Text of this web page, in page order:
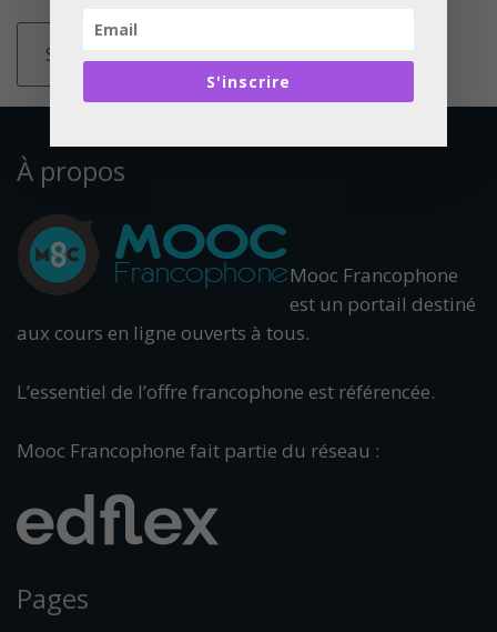
À propos
Mooc Francophone
est un portail destiné
aux cours en ligne ouverts à tous.
L’essentiel de l’offre francophone est référencée.
Mooc Francophone fait partie du réseau :
Pages
S'inscrire